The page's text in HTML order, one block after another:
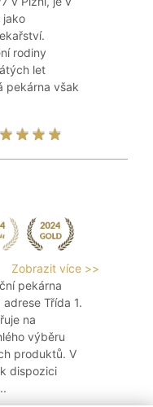
jako
rodiny
let
pekárna však
Zobrazit více >>
pekárna
Třída 1.
na
výběru
produktů. V
dispozici